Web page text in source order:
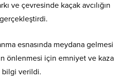
ve çevresinde kaçak avcılığın
esnasında meydana gelmesi
önlenmesi için emniyet ve kaza
bilgi verildi.